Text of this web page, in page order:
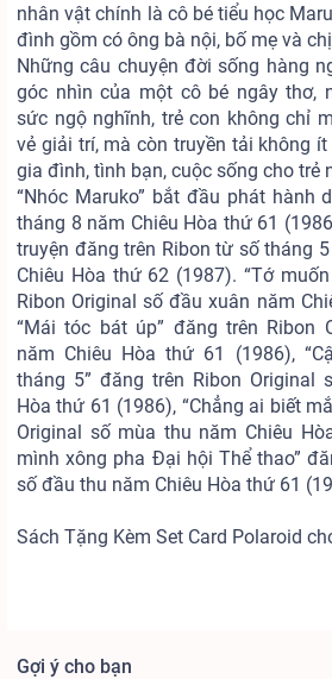
nhân vật chính là cô bé tiểu học
đình gồm có ông bà nội, bố mẹ và
Những câu chuyện đời sống hàng
góc nhìn của một cô bé ngây thơ,
sức ngộ nghĩnh, trẻ con không chỉ
vẻ giải trí, mà còn truyền tải không
gia đình, tình bạn, cuộc sống cho trẻ
“Nhóc Maruko” bắt đầu phát hành
tháng 8 năm Chiêu Hòa thứ 61
truyện đăng trên Ribon từ số tháng
Chiêu Hòa thứ 62 (1987). “Tớ
Ribon Original số đầu xuân năm
“Mái tóc bát úp” đăng trên Ribon
năm Chiêu Hòa thứ 61 (1986),
tháng 5” đăng trên Ribon Original
Hòa thứ 61 (1986), “Chẳng ai biết
Original số mùa thu năm Chiêu
mình xông pha Đại hội Thể thao”
số đầu thu năm Chiêu Hòa thứ 61
Sách Tặng Kèm Set Card Polaroid
Gợi ý cho bạn